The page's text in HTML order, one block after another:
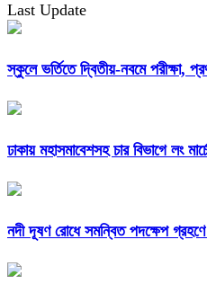
Last Update
স্কুলে ভর্তিতে দ্বিতীয়-নবমে পরীক্ষা,
ঢাকায় মহাসমাবেশসহ চার বিভাগে লং
নদী দূষণ রোধে সমন্বিত পদক্ষেপ